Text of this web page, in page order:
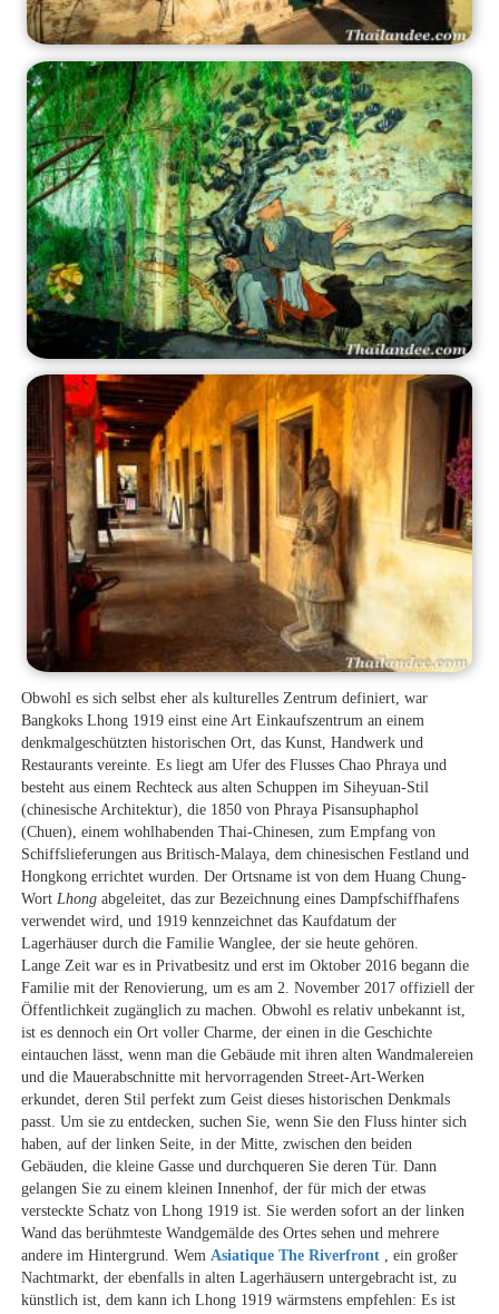
Obwohl es sich selbst eher als kulturelles Zentrum definiert, war
Bangkoks Lhong 1919 einst eine Art Einkaufszentrum an einem
denkmalgeschützten historischen Ort, das Kunst, Handwerk und
Restaurants vereinte. Es liegt am Ufer des Flusses Chao Phraya und
besteht aus einem Rechteck aus alten Schuppen im Siheyuan-Stil
(chinesische Architektur), die 1850 von Phraya Pisansuphaphol
(Chuen), einem wohlhabenden Thai-Chinesen, zum Empfang von
Schiffslieferungen aus Britisch-Malaya, dem chinesischen Festland und
Hongkong errichtet wurden. Der Ortsname ist von dem Huang Chung-
Wort Lhong abgeleitet, das zur Bezeichnung eines Dampfschiffhafens
verwendet wird, und 1919 kennzeichnet das Kaufdatum der
Lagerhäuser durch die Familie Wanglee, der sie heute gehören.
Lange Zeit war es in Privatbesitz und erst im Oktober 2016 begann die
Familie mit der Renovierung, um es am 2. November 2017 offiziell der
Öffentlichkeit zugänglich zu machen. Obwohl es relativ unbekannt ist,
ist es dennoch ein Ort voller Charme, der einen in die Geschichte
eintauchen lässt, wenn man die Gebäude mit ihren alten Wandmalereien
und die Mauerabschnitte mit hervorragenden Street-Art-Werken
erkundet, deren Stil perfekt zum Geist dieses historischen Denkmals
passt. Um sie zu entdecken, suchen Sie, wenn Sie den Fluss hinter sich
haben, auf der linken Seite, in der Mitte, zwischen den beiden
Gebäuden, die kleine Gasse und durchqueren Sie deren Tür. Dann
gelangen Sie zu einem kleinen Innenhof, der für mich der etwas
versteckte Schatz von Lhong 1919 ist. Sie werden sofort an der linken
Wand das berühmteste Wandgemälde des Ortes sehen und mehrere
andere im Hintergrund. Wem Asiatique The Riverfront
, ein großer
Nachtmarkt, der ebenfalls in alten Lagerhäusern untergebracht ist, zu
künstlich ist, dem kann ich Lhong 1919 wärmstens empfehlen: Es ist